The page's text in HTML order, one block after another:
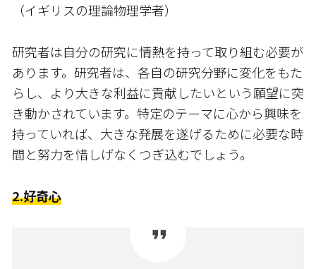
（イギリスの理論物理学者）
研究者は自分の研究に情熱を持って取り組む必要が
あります。研究者は、各自の研究分野に変化をもた
らし、より大きな利益に貢献したいという願望に突
き動かされています。特定のテーマに心から興味を
持っていれば、大きな発展を遂げるために必要な時
間と努力を惜しげなくつぎ込むでしょう。
2.好奇心